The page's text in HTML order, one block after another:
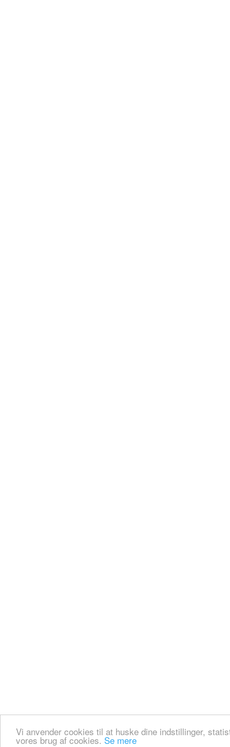
Vi anvender cookies til at huske dine indstillinger,
vores brug af cookies. Se mere